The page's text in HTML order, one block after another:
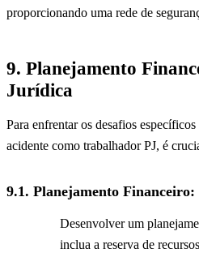
proporcionando uma rede de
9. Planejamento
Jurídica
Para enfrentar os desafios
acidente como trabalhador PJ, é
9.1. Planejamento Financeiro:
Desenvolver um
inclua a reserva de